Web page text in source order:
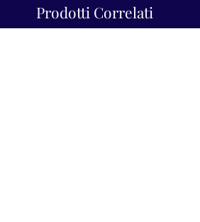
Prodotti Correlati